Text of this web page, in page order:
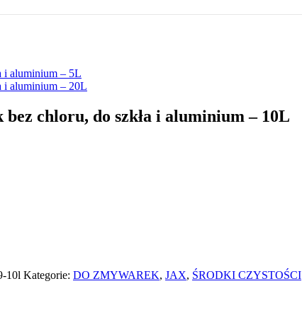
i aluminium – 5L
i aluminium – 20L
chloru, do szkła i aluminium – 10L
10l Kategorie: DO ZMYWAREK, JAX, ŚRODKI CZYSTOŚCI